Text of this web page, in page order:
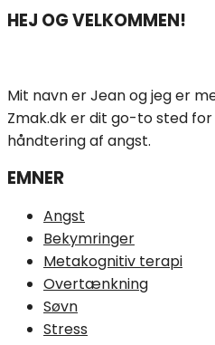
HEJ OG VELKOMMEN!
Mit navn er Jean og jeg er
Zmak.dk er dit go-to sted
håndtering af angst.
EMNER
Angst
Bekymringer
Metakognitiv terapi
Overtænkning
Søvn
Stress